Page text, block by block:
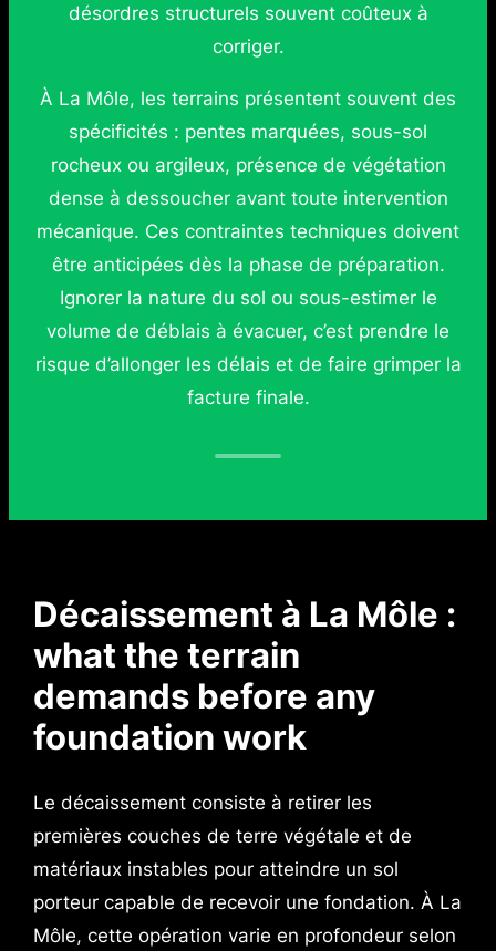
désordres structurels souvent coûteux à
corriger.
À La Môle, les terrains présentent souvent des
spécificités : pentes marquées, sous-sol
rocheux ou argileux, présence de végétation
dense à dessoucher avant toute intervention
mécanique. Ces contraintes techniques doivent
être anticipées dès la phase de préparation.
Ignorer la nature du sol ou sous-estimer le
volume de déblais à évacuer, c’est prendre le
risque d’allonger les délais et de faire grimper la
facture finale.
Décaissement à La Môle :
what the terrain
demands before any
foundation work
Le décaissement consiste à retirer les
premières couches de terre végétale et de
matériaux instables pour atteindre un sol
porteur capable de recevoir une fondation. À La
Môle, cette opération varie en profondeur selon